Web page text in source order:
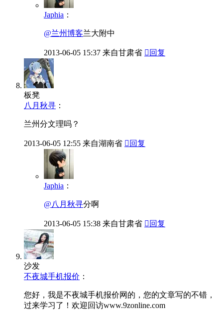
Japhia ：
@兰州博客兰大附中
2013-06-05 15:37 来自甘肃省  回复
板凳
八月秋寻 ：
兰州分文理吗？
2013-06-05 12:55 来自湖南省  回复
Japhia ：
@八月秋寻分啊
2013-06-05 15:38 来自甘肃省  回复
沙发
不夜城手机报价 ：
您好，我是不夜城手机报价网的，您的文章写的不错，
过来学习了！欢迎回访www.9zonline.com